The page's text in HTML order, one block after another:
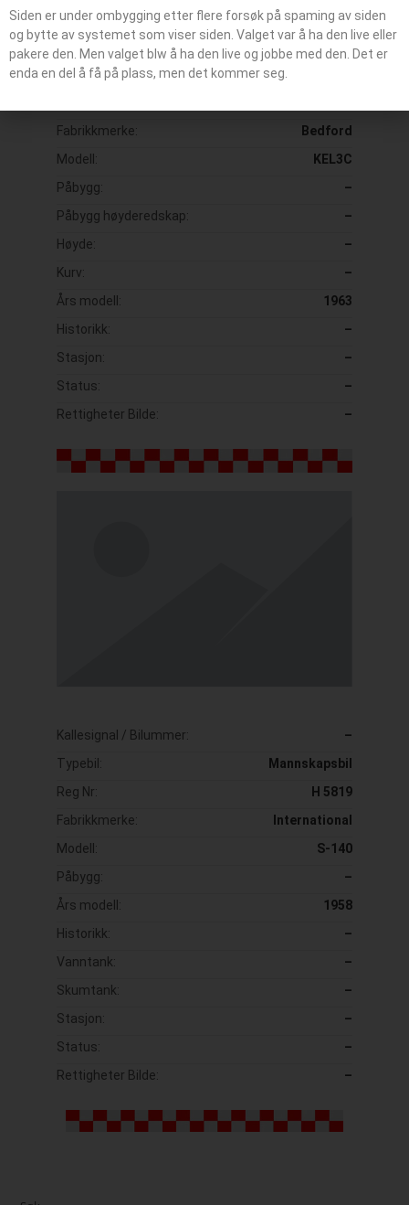
Kallesignal / Bilummer:
Typebil:
Høyderdskap
Fabrikkmerke:
Bedford
Modell:
KEL3C
Påbygg:
–
Påbygg høyderedskap:
–
Høyde:
–
Kurv:
–
Års modell:
1963
Historikk:
–
Stasjon:
–
Status:
–
Rettigheter Bilde:
–
Kallesignal / Bilummer:
–
Typebil:
Mannskapsbil
Reg Nr:
H 5819
Fabrikkmerke:
International
Modell:
S-140
Påbygg:
–
Års modell:
1958
Historikk:
–
Vanntank:
–
Skumtank:
–
Stasjon:
–
Status:
–
Rettigheter Bilde:
–
Siden er under ombygging etter flere forsøk på spaming av siden
og bytte av systemet som viser siden. Valget var å ha den live eller
pakere den. Men valget blw å ha den live og jobbe med den. Det er
enda en del å få på plass, men det kommer seg.